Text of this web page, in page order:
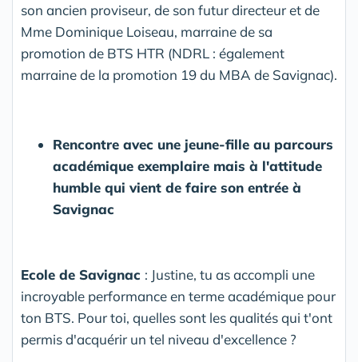
son ancien proviseur, de son futur directeur et de
Mme Dominique Loiseau, marraine de sa
promotion de BTS HTR (NDRL : également
marraine de la promotion 19 du MBA de Savignac).
Rencontre avec une jeune-fille au parcours
académique exemplaire mais à l'attitude
humble qui vient de faire son entrée à
Savignac
Ecole de Savignac : Justine, tu as accompli une
incroyable performance en terme académique pour
ton BTS. Pour toi, quelles sont les qualités qui t'ont
permis d'acquérir un tel niveau d'excellence ?